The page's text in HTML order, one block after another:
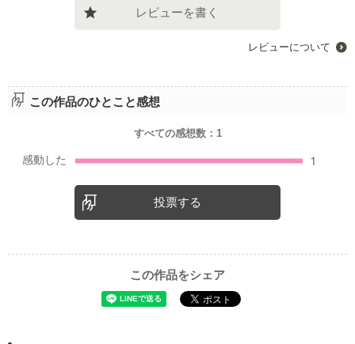
レビューを書く
レビューについて
この作品のひとこと感想
すべての感想数： 1
投票する
この作品をシェア